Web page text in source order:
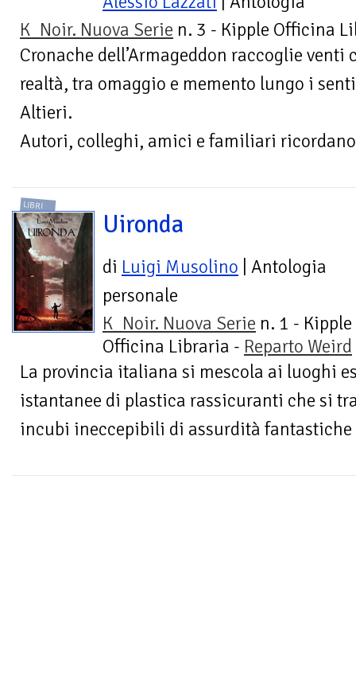
K_Noir. Nuova Serie n. 3 - Kipple Officina
Cronache dell’Armageddon raccoglie
realtà, tra omaggio e memento lungo i
Altieri.
Autori, colleghi, amici e familiari
LIBRI
Uironda
di Luigi Musolino | Antologia
personale
K_Noir. Nuova Serie n. 1 - Kipple
Officina Libraria - Reparto Weird
La provincia italiana si mescola ai luoghi
istantanee di plastica rassicuranti che si
incubi ineccepibili di assurdità fantastiche